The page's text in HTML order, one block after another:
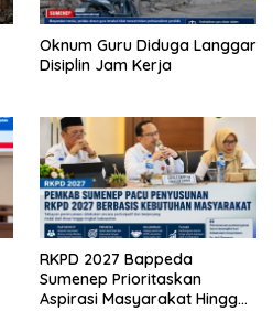
Oknum Guru Diduga Langgar
Disiplin Jam Kerja
RKPD 2027 Bappeda
Sumenep Prioritaskan
Aspirasi Masyarakat Hingga